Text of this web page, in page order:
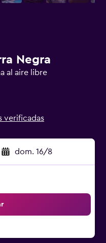
Negra
al aire libre
verificadas
dom. 16/8